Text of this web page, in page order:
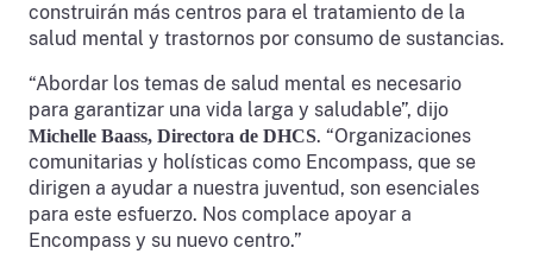
construirán más centros para el tratamiento de la
salud mental y trastornos por consumo de sustancias.
“Abordar los temas de salud mental es necesario
para garantizar una vida larga y saludable”, dijo
Michelle Baass, Directora de DHCS. “Organizaciones
comunitarias y holísticas como Encompass, que se
dirigen a ayudar a nuestra juventud, son esenciales
para este esfuerzo. Nos complace apoyar a
Encompass y su nuevo centro.”